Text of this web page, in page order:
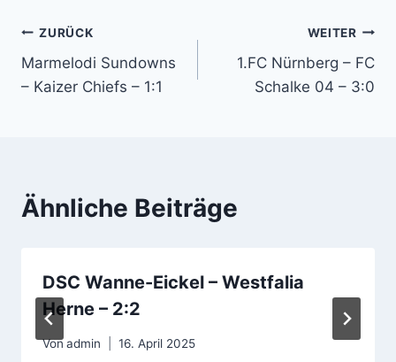
Beitragsnavigation
ZURÜCK
Marmelodi Sundowns
– Kaizer Chiefs – 1:1
WEITER
1.FC Nürnberg – FC
Schalke 04 – 3:0
Ähnliche Beiträge
DSC Wanne-Eickel – Westfalia
Herne – 2:2
Vonadmin 16. April 2025